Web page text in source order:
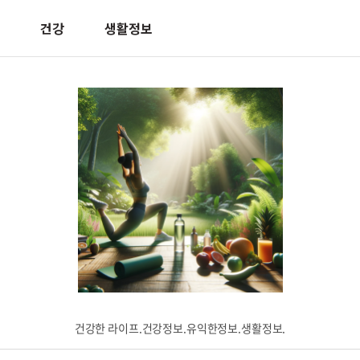
건강 생활정보
건강한 라이프.건강정보.유익한정보.생활정보.